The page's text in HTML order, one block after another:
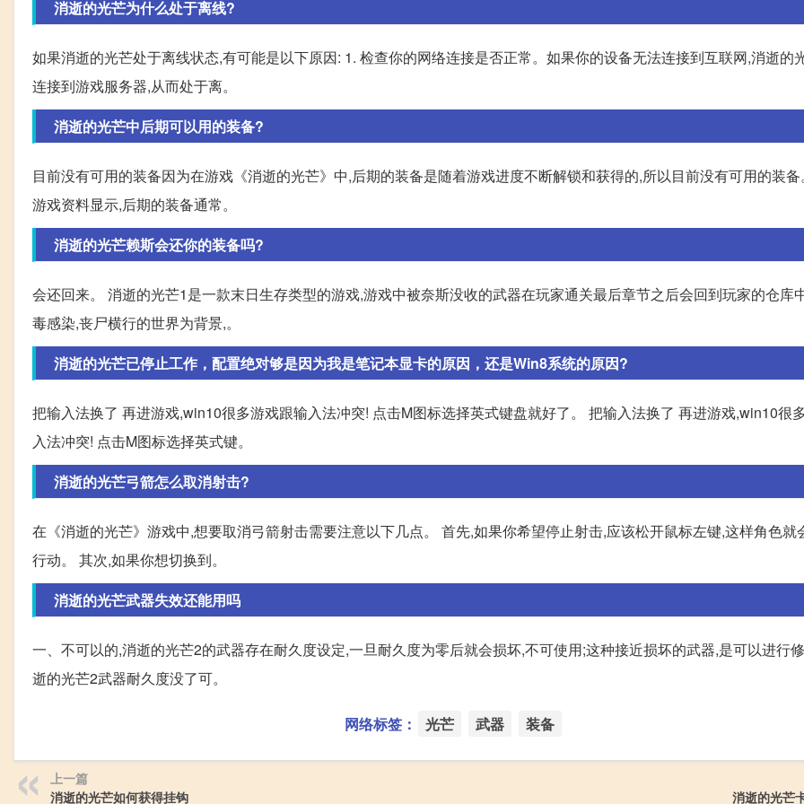
消逝的光芒为什么处于离线?
如果消逝的光芒处于离线状态,有可能是以下原因: 1. 检查你的网络连接是否正常。如果你的设备无法连接到互联网,消逝的
连接到游戏服务器,从而处于离。
消逝的光芒中后期可以用的装备?
目前没有可用的装备因为在游戏《消逝的光芒》中,后期的装备是随着游戏进度不断解锁和获得的,所以目前没有可用的装
游戏资料显示,后期的装备通常。
消逝的光芒赖斯会还你的装备吗?
会还回来。 消逝的光芒1是一款末日生存类型的游戏,游戏中被奈斯没收的武器在玩家通关最后章节之后会回到玩家的仓库
毒感染,丧尸横行的世界为背景,。
消逝的光芒已停止工作，配置绝对够是因为我是笔记本显卡的原因，还是Win8系统的原因?
把输入法换了 再进游戏,win10很多游戏跟输入法冲突! 点击M图标选择英式键盘就好了。 把输入法换了 再进游戏,win10很
入法冲突! 点击M图标选择英式键。
消逝的光芒弓箭怎么取消射击?
在《消逝的光芒》游戏中,想要取消弓箭射击需要注意以下几点。 首先,如果你希望停止射击,应该松开鼠标左键,这样角色就
行动。 其次,如果你想切换到。
消逝的光芒武器失效还能用吗
一、不可以的,消逝的光芒2的武器存在耐久度设定,一旦耐久度为零后就会损坏,不可使用;这种接近损坏的武器,是可以进行
逝的光芒2武器耐久度没了可。
网络标签： 光芒 武器 装备
上一篇
消逝的光芒如何获得挂钩
消逝的光芒